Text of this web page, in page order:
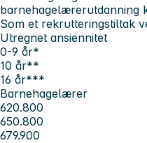
barnehagelærerutdanning
Som et rekrutteringstiltak
Utregnet ansiennitet
0-9 år*
10 år**
16 år***
Barnehagelærer
620.800
650.800
679.900